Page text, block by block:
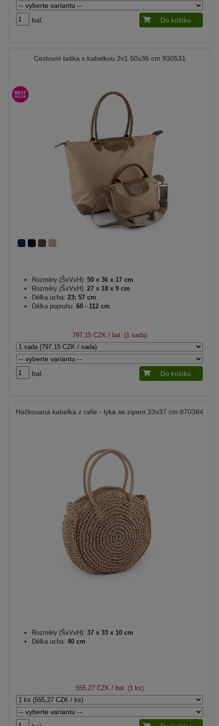
bal. Do košíku
Cestovní taška s kabelkou 2v1 50x36 cm 930531
Rozměry (ŠxVxH): 50 x 36 x 17 cm
Rozměry (ŠxVxH): 27 x 18 x 9 cm
Délka ucha: 23; 57 cm
Délka popruhu: 60 - 112 cm
797,15 CZK / bal. (1 sada)
bal. Do košíku
Háčkovaná kabelka z rafie - lýka se zipem 33x37 cm 870384
Rozměry (ŠxVxH): 37 x 33 x 10 cm
Délka ucha: 40 cm
555,27 CZK / bal. (1 ks)